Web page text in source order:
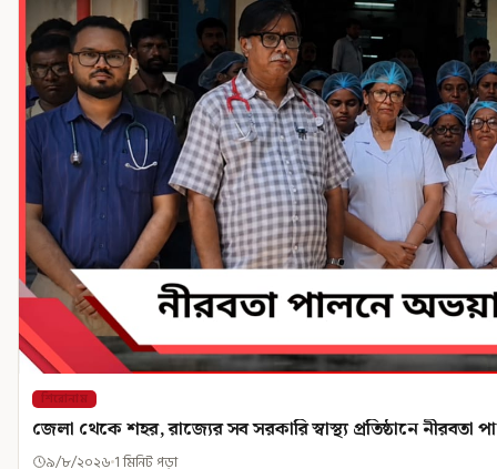
শিরোনাম
জেলা থেকে শহর, রাজ্যের সব সরকারি স্বাস্থ্য প্রতিষ্ঠানে নীরবতা
৯/৮/২০২৬ 1 মিনিট পড়া